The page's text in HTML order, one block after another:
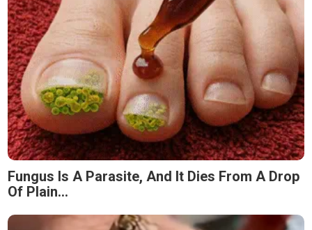
Fungus Is A Parasite, And It Dies From A Drop
Of Plain...